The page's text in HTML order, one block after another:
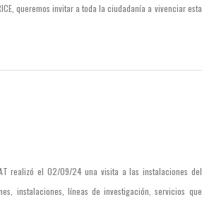
queremos invitar a toda la ciudadanía a vivenciar esta
realizó el 02/09/24 una visita a las instalaciones del
instalaciones, líneas de investigación, servicios que